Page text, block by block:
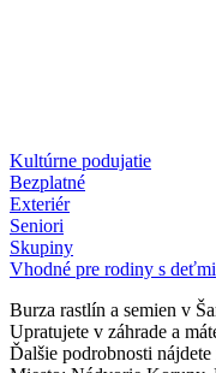
Kultúrne podujatie
Bezplatné
Exteriér
Seniori
Skupiny
Vhodné pre rodiny s deťmi
Burza rastlín a semien v
Upratujete v záhrade a
Ďalšie podrobnosti